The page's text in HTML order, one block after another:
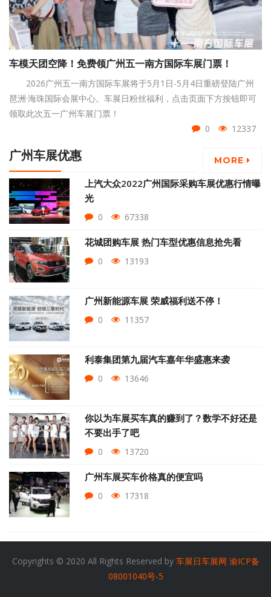
车模天团空降！免费领广州五一南方国际车展门票！
2026广州五一南方国际车展将于5月1日-5月4日重磅登陆广州
琶洲·海珠国际会展中心。车展日粉丝福利，点击页面下方按钮即可
领取此次五一广州车展门票！
0
12337
广州车展优惠 MORE
上汽大众2022广州国际采购车展优惠行情曝
光
0 67338
花城团购车展 热门车型优惠信息抢先看
0 13193
广州新能源车展 荣威福利送不停！
0 11357
利泰集团第九届汽车嘉年华盛惠来袭
0 13646
你以为车展买车真的赚到了？数学不好还是
不要出手了吧
0 13720
广州车展买车价格真的便宜吗
0 17318
Copyrights © 2020 All Rights Reserved by 车展日车展网 渝ICP备
08001040号-5